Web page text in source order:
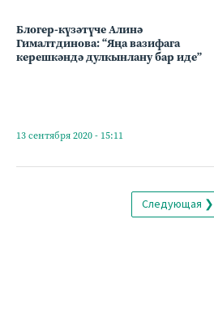
Блогер-күзәтүче Алинә
Гималтдинова: “Яңа вазифага
керешкәндә дулкынлану бар иде”
13 сентября 2020 - 15:11
Следующая ❯